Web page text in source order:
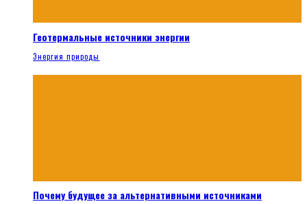
Геотермальные источники энергии
Энергия природы
Почему будущее за альтернативными источниками